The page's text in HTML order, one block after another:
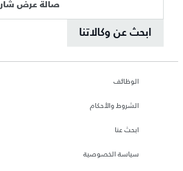
صالة عرض
ابحث عن وكالاتنا
الوظائف
الشروط والأحكام
ابحث عنا
سياسة الخصوصية